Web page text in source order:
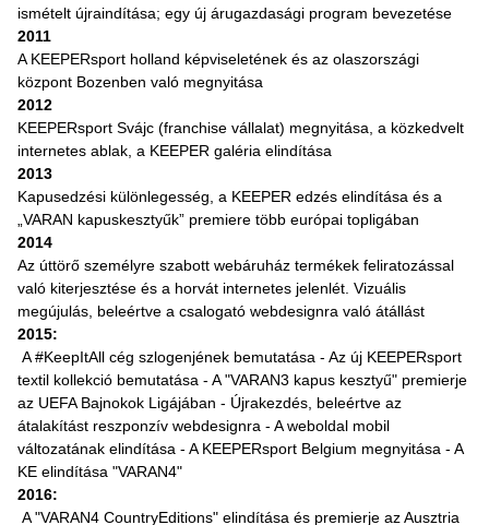
ismételt újraindítása; egy új árugazdasági program bevezetése
2011
A KEEPERsport holland képviseletének és az olaszországi
központ Bozenben való megnyitása
2012
KEEPERsport Svájc (franchise vállalat) megnyitása, a közkedvelt
internetes ablak, a KEEPER galéria elindítása
2013
Kapusedzési különlegesség, a KEEPER edzés elindítása és a
„VARAN kapuskesztyűk” premiere több európai topligában
2014
Az úttörő személyre szabott webáruház termékek feliratozással
való kiterjesztése és a horvát internetes jelenlét. Vizuális
megújulás, beleértve a csalogató webdesignra való átállást
2015:
A #KeepItAll cég szlogenjének bemutatása - Az új KEEPERsport
textil kollekció bemutatása - A "VARAN3 kapus kesztyű" premierje
az UEFA Bajnokok Ligájában - Újrakezdés, beleértve az
átalakítást reszponzív webdesignra - A weboldal mobil
változatának elindítása - A KEEPERsport Belgium megnyitása - A
KE elindítása "VARAN4"
2016:
A "VARAN4 CountryEditions" elindítása és premierje az Ausztria